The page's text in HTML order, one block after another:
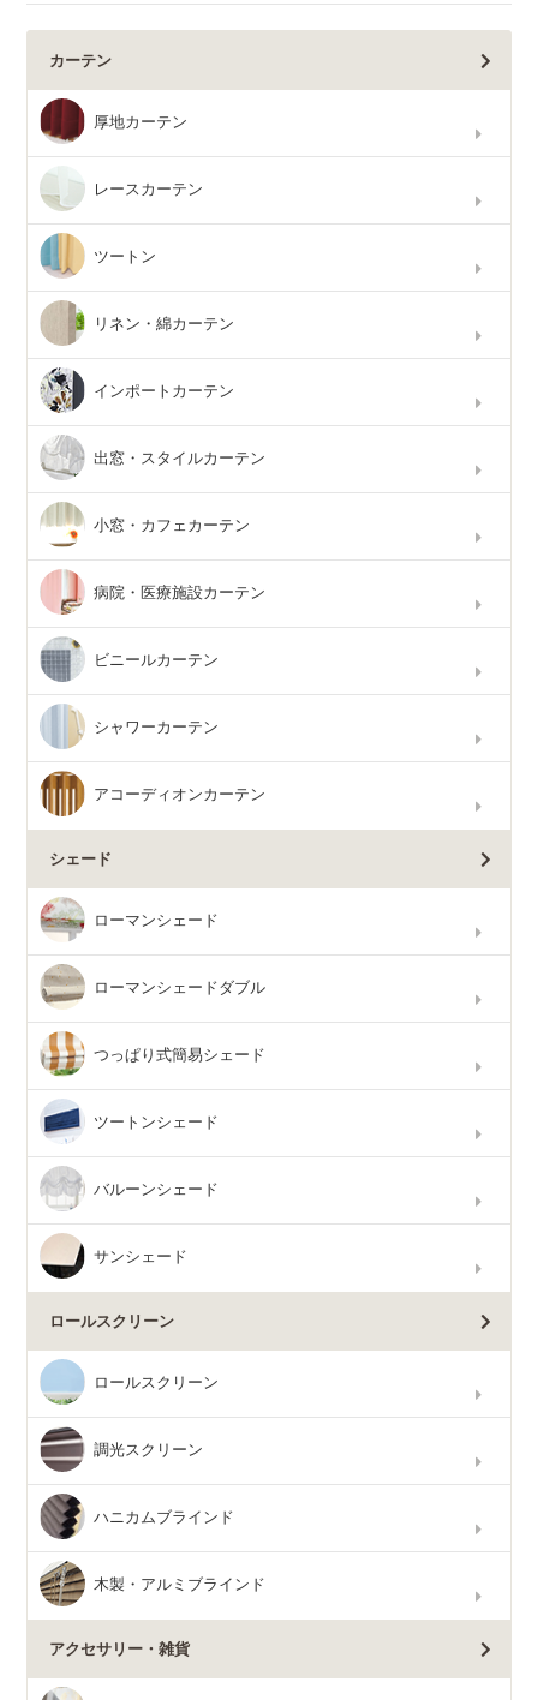
カーテン
厚地カーテン
レースカーテン
ツートン
リネン・綿カーテン
インポートカーテン
出窓・スタイルカーテン
小窓・カフェカーテン
病院・医療施設カーテン
ビニールカーテン
シャワーカーテン
アコーディオンカーテン
シェード
ローマンシェード
ローマンシェードダブル
つっぱり式簡易シェード
ツートンシェード
バルーンシェード
サンシェード
ロールスクリーン
ロールスクリーン
調光スクリーン
ハニカムブラインド
木製・アルミブラインド
アクセサリー・雑貨